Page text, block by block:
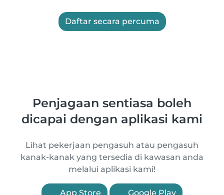
Daftar secara percuma
Penjagaan sentiasa boleh
dicapai dengan aplikasi kami
Lihat pekerjaan pengasuh atau pengasuh
kanak-kanak yang tersedia di kawasan anda
melalui aplikasi kami!
App Store Google Play